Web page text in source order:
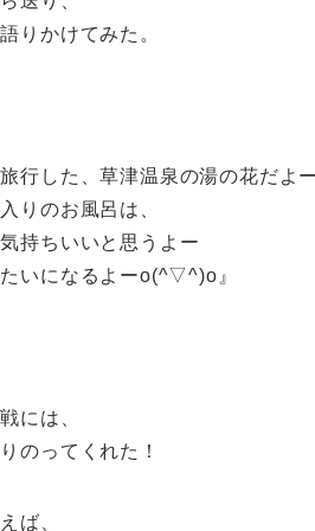
りかけてみた。
旅行した、草津温泉の湯の花だよ
りのお風呂は、
持ちいいと思うよー
いになるよーo(^▽^)o』
には、
のってくれた！
ば、